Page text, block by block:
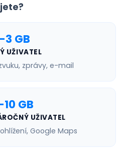
GB
UŽIVATEL
zprávy, e-mail
GB
UŽIVATEL
Google Maps